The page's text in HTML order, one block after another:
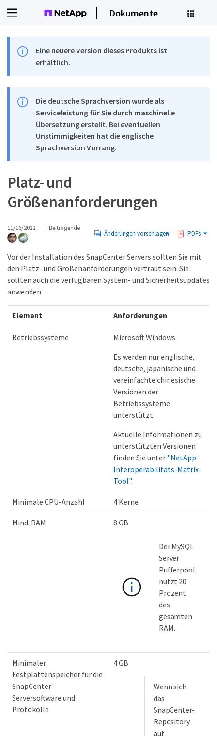
Dokumente
Eine neuere Version dieses Produkts ist
erhältlich.
Die deutsche Sprachversion wurde als
Serviceleistung für Sie durch maschinelle
Übersetzung erstellt. Bei eventuellen
Unstimmigkeiten hat die englische
Sprachversion Vorrang.
Platz- und
Größenanforderungen
11/16/2022 Beitragende
Änderungen vorschlagen PDFs
Vor der Installation des SnapCenter Servers sollten Sie mit
den Platz- und Größenanforderungen vertraut sein. Sie
sollten auch die verfügbaren System- und Sicherheitsupdates
anwenden.
Element Anforderungen
Betriebssysteme
Microsoft Windows
Es werden nur englische,
deutsche, japanische und
vereinfachte chinesische
Versionen der
Betriebssysteme
unterstützt.
Aktuelle Informationen zu
unterstützten Versionen
finden Sie unter "NetApp
Interoperabilitäts-Matrix-
Tool".
Minimale CPU-Anzahl 4 Kerne
Mind. RAM 8 GB
Der MySQL
Server
Pufferpool
nutzt 20
Prozent
des
gesamten
RAM.
Minimaler
Festplattenspeicher für die
SnapCenter-
Serversoftware und
Protokolle
4 GB
Wenn sich
das
SnapCenter-
Repository
auf